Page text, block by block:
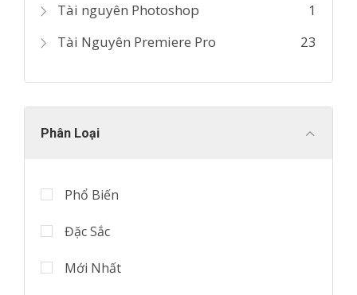
Tài nguyên Photoshop
1
Tài Nguyên Premiere Pro
23
Phân Loại
Phổ Biến
Đặc Sắc
Mới Nhất